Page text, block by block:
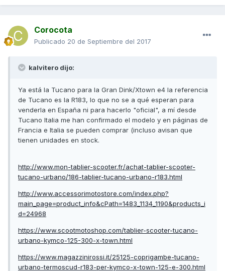
Corocota
Publicado 20 de Septiembre del 2017
kalvitero dijo:
Ya está la Tucano para la Gran Dink/Xtown e4 la referencia
de Tucano es la R183, lo que no se a qué esperan para
venderla en España ni para hacerlo "oficial", a mí desde
Tucano Italia me han confirmado el modelo y en páginas de
Francia e Italia se pueden comprar (incluso avisan que
tienen unidades en stock.
http://www.mon-tablier-scooter.fr/achat-tablier-scooter-
tucano-urbano/186-tablier-tucano-urbano-r183.html
http://www.accessorimotostore.com/index.php?
main_page=product_info&cPath=1483_1134_1190&products_i
d=24968
https://www.scootmotoshop.com/tablier-scooter-tucano-
urbano-kymco-125-300-x-town.html
https://www.magazzinirossi.it/25125-coprigambe-tucano-
urbano-termoscud-r183-per-kymco-x-town-125-e-300.html